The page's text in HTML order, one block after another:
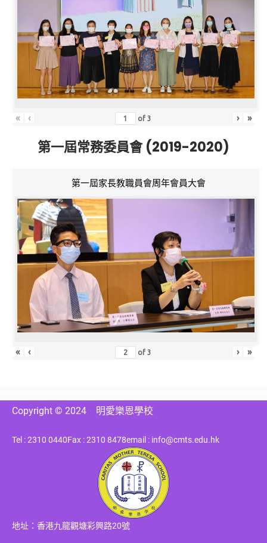
« ‹ of3 › »
第一屆常務委員會 (2019-2020)
第一屆家長教職員會周年會員大會
« ‹ of3 › »
Copyright © 2024 明愛樂恩學校
Tel : 2310 0440Fax : 2310 8478email : info@cmts.edu.hk
地址：香港九龍觀塘彩興路20號